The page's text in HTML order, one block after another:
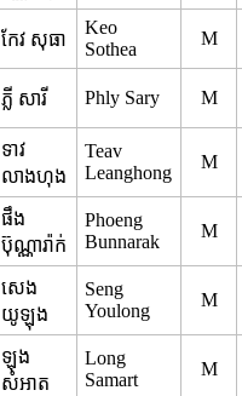
កែវ សុធា
Keo
Sothea
M
ភ្លី សារី Phly Sary M
ទាវ
លាងហុង
Teav
Leanghong
M
ផឹង
ប៊ុណ្ណារ៉ាក់
Phoeng
Bunnarak
M
សេង
យូឡុង
Seng
Youlong
M
ឡុង
សំអាត
Long
Samart
M